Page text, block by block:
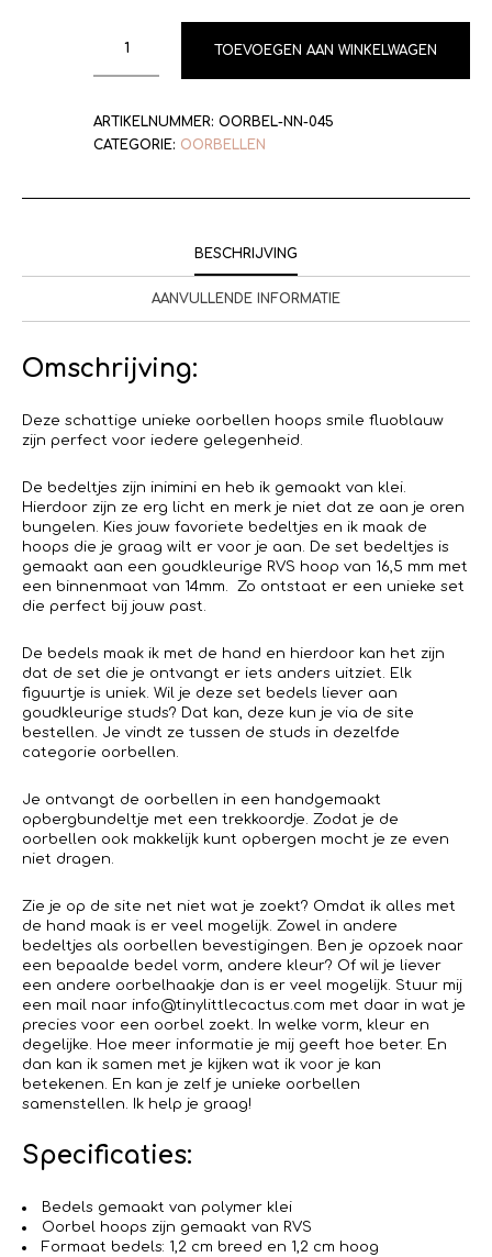
TOEVOEGEN AAN WINKELWAGEN
ARTIKELNUMMER: OORBEL-NN-045
CATEGORIE: OORBELLEN
BESCHRIJVING
AANVULLENDE INFORMATIE
Omschrijving:
Deze schattige unieke oorbellen hoops smile fluoblauw
zijn perfect voor iedere gelegenheid.
De bedeltjes zijn inimini en heb ik gemaakt van klei.
Hierdoor zijn ze erg licht en merk je niet dat ze aan je oren
bungelen. Kies jouw favoriete bedeltjes en ik maak de
hoops die je graag wilt er voor je aan. De set bedeltjes is
gemaakt aan een goudkleurige RVS hoop van 16,5 mm met
een binnenmaat van 14mm. Zo ontstaat er een unieke set
die perfect bij jouw past.
De bedels maak ik met de hand en hierdoor kan het zijn
dat de set die je ontvangt er iets anders uitziet. Elk
figuurtje is uniek. Wil je deze set bedels liever aan
goudkleurige studs? Dat kan, deze kun je via de site
bestellen. Je vindt ze tussen de studs in dezelfde
categorie oorbellen.
Je ontvangt de oorbellen in een handgemaakt
opbergbundeltje met een trekkoordje. Zodat je de
oorbellen ook makkelijk kunt opbergen mocht je ze even
niet dragen.
Zie je op de site net niet wat je zoekt? Omdat ik alles met
de hand maak is er veel mogelijk. Zowel in andere
bedeltjes als oorbellen bevestigingen. Ben je opzoek naar
een bepaalde bedel vorm, andere kleur? Of wil je liever
een andere oorbelhaakje dan is er veel mogelijk. Stuur mij
een mail naar info@tinylittlecactus.com met daar in wat je
precies voor een oorbel zoekt. In welke vorm, kleur en
degelijke. Hoe meer informatie je mij geeft hoe beter. En
dan kan ik samen met je kijken wat ik voor je kan
betekenen. En kan je zelf je unieke oorbellen
samenstellen. Ik help je graag!
Specificaties:
Bedels gemaakt van polymer klei
Oorbel hoops zijn gemaakt van RVS
Formaat bedels: 1,2 cm breed en 1,2 cm hoog